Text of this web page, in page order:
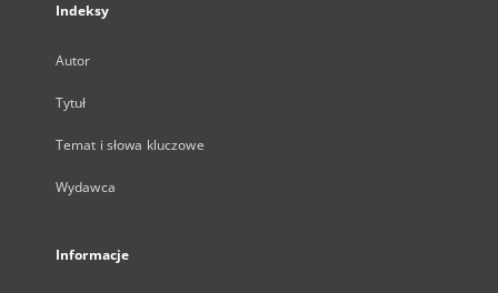
Indeksy
Autor
Tytuł
Temat i słowa kluczowe
Wydawca
Informacje